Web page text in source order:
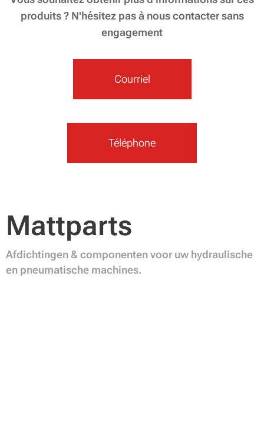
produits ? N'hésitez pas à nous contacter sans
engagement
Courriel
Téléphone
Mattparts
Afdichtingen & componenten voor uw hydraulische
en pneumatische machines.